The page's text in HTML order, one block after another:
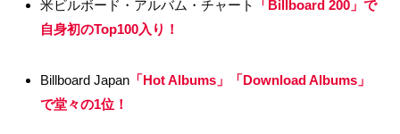
米ビルボード・アルバム・チャート
「Billboard 200」で
自身初のTop100入り！
Billboard Japan 「Hot Albums」「Download Albums」
で堂々の1位！